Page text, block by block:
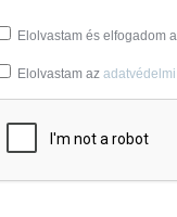
Elolvastam és elfogadom
Elolvastam az